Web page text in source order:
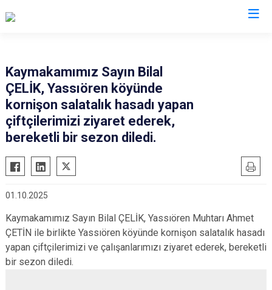
Başmakçı
Bayat
Bolvadin
Çobanlar
Dazkırı
Emirdağ
Evciler
Hocalar
İhsaniye
İscehisar
Sinanpaşa
Kaymakamımız Sayın Bilal
ÇELİK, Yassıören köyünde
kornişon salatalık hasadı yapan
çiftçilerimizi ziyaret ederek,
bereketli bir sezon diledi.
01.10.2025
Kaymakamımız Sayın Bilal ÇELİK, Yassıören Muhtarı Ahmet
ÇETİN ile birlikte Yassıören köyünde kornişon salatalık hasadı
yapan çiftçilerimizi ve çalışanlarımızı ziyaret ederek, bereketli
bir sezon diledi.